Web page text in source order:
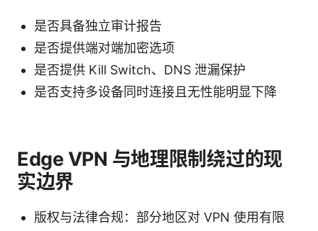
是否具备独立审计报告
是否提供端对端加密选项
是否提供 Kill Switch、DNS 泄漏保护
是否支持多设备同时连接且无性能明显下降
Edge VPN 与地理限制绕过的现
实边界
版权与法律合规：部分地区对 VPN 使用有限